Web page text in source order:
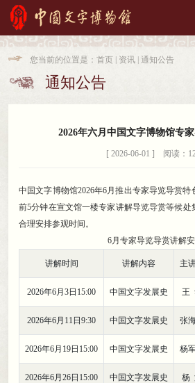
 通知公告
 您当前的位置是： 首页 资讯 通知公告
2026年六月中国文字博物馆专
[ 2026-06-01 ] 阅读：
中国文字博物馆2026年6月推出专家导览导赏特
前5分钟在宣文馆一楼专家讲解导览导赏等候处
合理安排参观时间。
6月专家导览导赏讲解
讲解时间 讲解内容 主
2026年6月3日15:00 中国文字发展史 王
2026年6月11日9:30 中国文字发展史 张
2026年6月19日15:00 中国文字发展史 杨
2026年6月26日15:00 中国文字发展史 杨